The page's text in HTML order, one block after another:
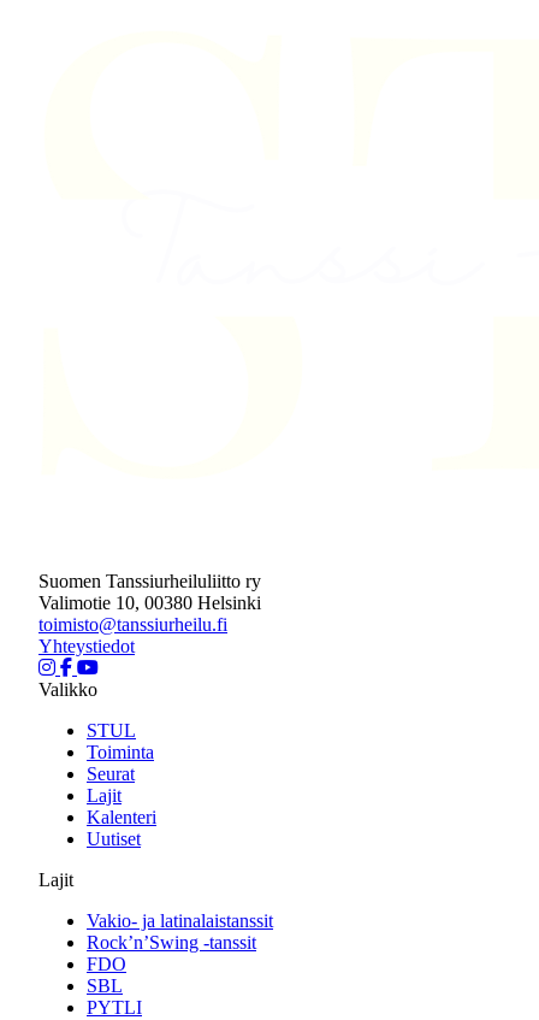
Suomen Tanssiurheiluliitto ry
Valimotie 10, 00380 Helsinki
toimisto@tanssiurheilu.fi
Yhteystiedot
Valikko
STUL
Toiminta
Seurat
Lajit
Kalenteri
Uutiset
Lajit
Vakio- ja latinalaistanssit
Rock’n’Swing -tanssit
FDO
SBL
PYTLI